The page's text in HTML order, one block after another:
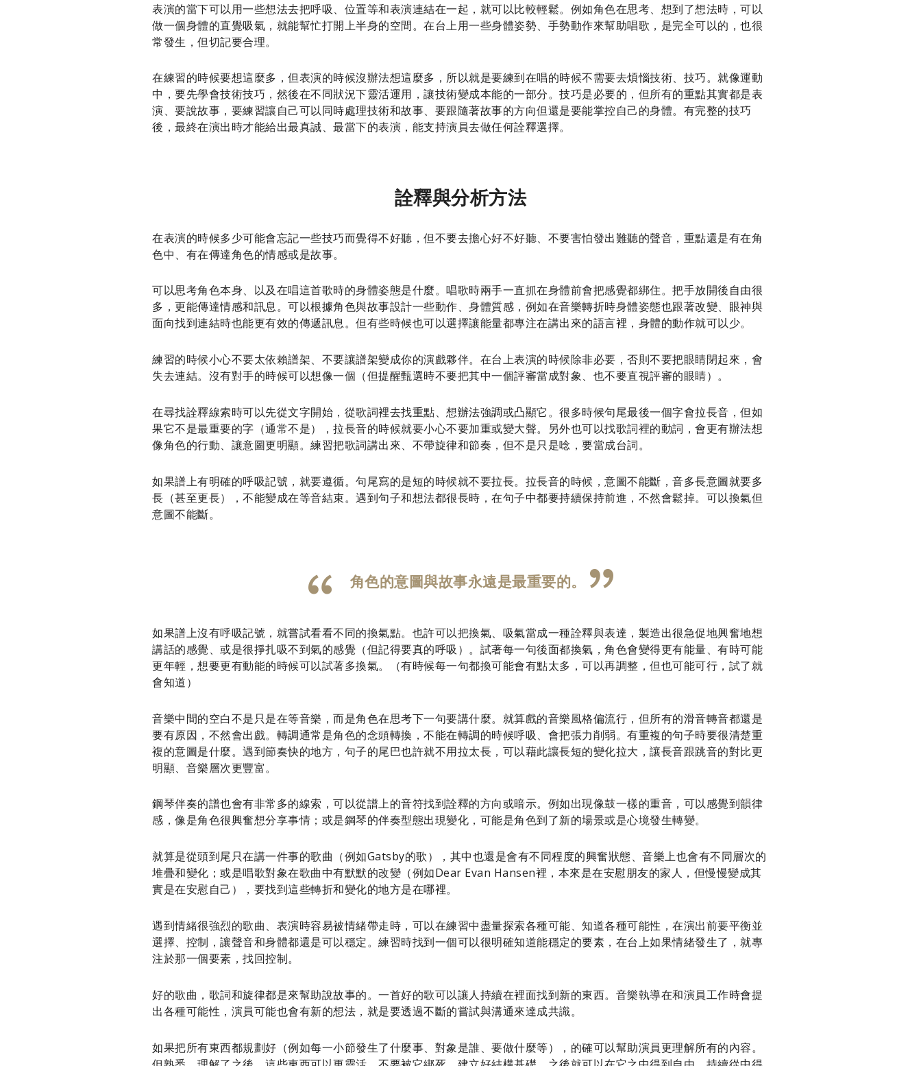
表演的當下可以用一些想法去把呼吸、位置等和表演連結在一起，就可以比較輕鬆。例如角色在思考、想到了想法時，可以
做一個身體的直覺吸氣，就能幫忙打開上半身的空間。在台上用一些身體姿勢、手勢動作來幫助唱歌，是完全可以的，也很
常發生，但切記要合理。
在練習的時候要想這麼多，但表演的時候沒辦法想這麼多，所以就是要練到在唱的時候不需要去煩惱技術、技巧。就像運動
中，要先學會技術技巧，然後在不同狀況下靈活運用，讓技術變成本能的一部分。技巧是必要的，但所有的重點其實都是表
演、要說故事，要練習讓自己可以同時處理技術和故事、要跟隨著故事的方向但還是要能掌控自己的身體。有完整的技巧
後，最終在演出時才能給出最真誠、最當下的表演，能支持演員去做任何詮釋選擇。
詮釋與分析方法
在表演的時候多少可能會忘記一些技巧而覺得不好聽，但不要去擔心好不好聽、不要害怕發出難聽的聲音，重點還是有在角
色中、有在傳達角色的情感或是故事。
可以思考角色本身、以及在唱這首歌時的身體姿態是什麼。唱歌時兩手一直抓在身體前會把感覺都綁住。把手放開後自由很
多，更能傳達情感和訊息。可以根據角色與故事設計一些動作、身體質感，例如在音樂轉折時身體姿態也跟著改變、眼神與
面向找到連結時也能更有效的傳遞訊息。但有些時候也可以選擇讓能量都專注在講出來的語言裡，身體的動作就可以少。
練習的時候小心不要太依賴譜架、不要讓譜架變成你的演戲夥伴。在台上表演的時候除非必要，否則不要把眼睛閉起來，會
失去連結。沒有對手的時候可以想像一個（但提醒甄選時不要把其中一個評審當成對象、也不要直視評審的眼睛）。
在尋找詮釋線索時可以先從文字開始，從歌詞裡去找重點、想辦法強調或凸顯它。很多時候句尾最後一個字會拉長音，但如
果它不是最重要的字（通常不是），拉長音的時候就要小心不要加重或變大聲。另外也可以找歌詞裡的動詞，會更有辦法想
像角色的行動、讓意圖更明顯。練習把歌詞講出來、不帶旋律和節奏，但不是只是唸，要當成台詞。
如果譜上有明確的呼吸記號，就要遵循。句尾寫的是短的時候就不要拉長。拉長音的時候，意圖不能斷，音多長意圖就要多
長（甚至更長），不能變成在等音結束。遇到句子和想法都很長時，在句子中都要持續保持前進，不然會鬆掉。可以換氣但
意圖不能斷。
角色的意圖與故事永遠是最重要的。
如果譜上沒有呼吸記號，就嘗試看看不同的換氣點。也許可以把換氣、吸氣當成一種詮釋與表達，製造出很急促地興奮地想
講話的感覺、或是很掙扎吸不到氣的感覺（但記得要真的呼吸）。試著每一句後面都換氣，角色會變得更有能量、有時可能
更年輕，想要更有動能的時候可以試著多換氣。（有時候每一句都換可能會有點太多，可以再調整，但也可能可行，試了就
會知道）
音樂中間的空白不是只是在等音樂，而是角色在思考下一句要講什麼。就算戲的音樂風格偏流行，但所有的滑音轉音都還是
要有原因，不然會出戲。轉調通常是角色的念頭轉換，不能在轉調的時候呼吸、會把張力削弱。有重複的句子時要很清楚重
複的意圖是什麼。遇到節奏快的地方，句子的尾巴也許就不用拉太長，可以藉此讓長短的變化拉大，讓長音跟跳音的對比更
明顯、音樂層次更豐富。
鋼琴伴奏的譜也會有非常多的線索，可以從譜上的音符找到詮釋的方向或暗示。例如出現像鼓一樣的重音，可以感覺到韻律
感，像是角色很興奮想分享事情；或是鋼琴的伴奏型態出現變化，可能是角色到了新的場景或是心境發生轉變。
就算是從頭到尾只在講一件事的歌曲（例如Gatsby的歌），其中也還是會有不同程度的興奮狀態、音樂上也會有不同層次的
堆疊和變化；或是唱歌對象在歌曲中有默默的改變（例如Dear Evan Hansen裡，本來是在安慰朋友的家人，但慢慢變成其
實是在安慰自己），要找到這些轉折和變化的地方是在哪裡。
遇到情緒很強烈的歌曲、表演時容易被情緒帶走時，可以在練習中盡量探索各種可能、知道各種可能性，在演出前要平衡並
選擇、控制，讓聲音和身體都還是可以穩定。練習時找到一個可以很明確知道能穩定的要素，在台上如果情緒發生了，就專
注於那一個要素，找回控制。
好的歌曲，歌詞和旋律都是來幫助說故事的。一首好的歌可以讓人持續在裡面找到新的東西。音樂執導在和演員工作時會提
出各種可能性，演員可能也會有新的想法，就是要透過不斷的嘗試與溝通來達成共識。
如果把所有東西都規劃好（例如每一小節發生了什麼事、對象是誰、要做什麼等），的確可以幫助演員更理解所有的內容。